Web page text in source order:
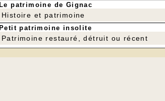
Le patrimoine de Gignac
Histoire et patrimoine
Petit patrimoine insolite
Patrimoine restauré, détruit ou récent